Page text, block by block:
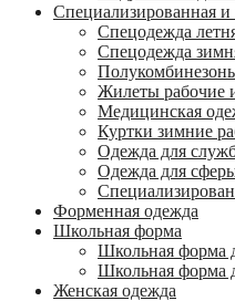
Специализированная и
Спецодежда
Спецодежда
Жилеты рабочие
Медицинская
Куртки зимние
Одежда для
Одежда для
Форменная одежда
Школьная форма
Школьная форма
Школьная форма
Женская одежда